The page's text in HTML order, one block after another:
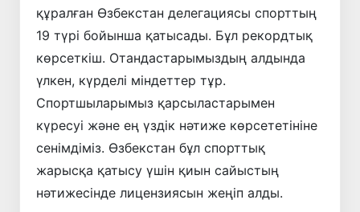
құралған Өзбекстан делегациясы спорттың
19 түрі бойынша қатысады. Бұл рекордтық
көрсеткіш. Отандастарымыздың алдында
үлкен, күрделі міндеттер тұр.
Спортшыларымыз қарсыластарымен
күресуі және ең үздік нәтиже көрсететініне
сенімдіміз. Өзбекстан бұл спорттық
жарысқа қатысу үшін қиын сайыстың
нәтижесінде лицензиясын жеңіп алды.